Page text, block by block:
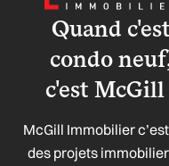
Quand c'est
condo
c'est McGill
McGill Immobilier
des projets